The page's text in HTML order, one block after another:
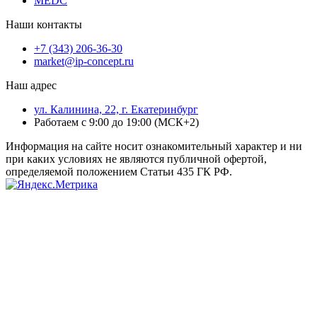
Наши контакты
+7 (343) 206-36-30
market@ip-concept.ru
Наш адрес
ул. Калинина, 22, г. Екатеринбург
Работаем с 9:00 до 19:00 (МСК+2)
Информация на сайте носит ознакомительный характер и ни
при каких условиях не являются публичной офертой,
определяемой положением Статьи 435 ГК РФ.